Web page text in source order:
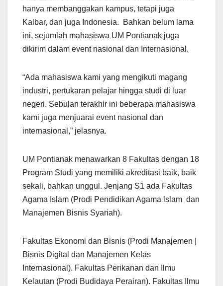
hanya membanggakan kampus, tetapi juga
Kalbar, dan juga Indonesia. Bahkan belum lama
ini, sejumlah mahasiswa UM Pontianak juga
dikirim dalam event nasional dan Internasional.
“Ada mahasiswa kami yang mengikuti magang
industri, pertukaran pelajar hingga studi di luar
negeri. Sebulan terakhir ini beberapa mahasiswa
kami juga menjuarai event nasional dan
internasional,” jelasnya.
UM Pontianak menawarkan 8 Fakultas dengan 18
Program Studi yang memiliki akreditasi baik, baik
sekali, bahkan unggul. Jenjang S1 ada Fakultas
Agama Islam (Prodi Pendidikan Agama lslam dan
Manajemen Bisnis Syariah).
Fakultas Ekonomi dan Bisnis (Prodi Manajemen |
Bisnis Digital dan Manajemen Kelas
Internasional). Fakultas Perikanan dan Ilmu
Kelautan (Prodi Budidaya Perairan). Fakultas Ilmu